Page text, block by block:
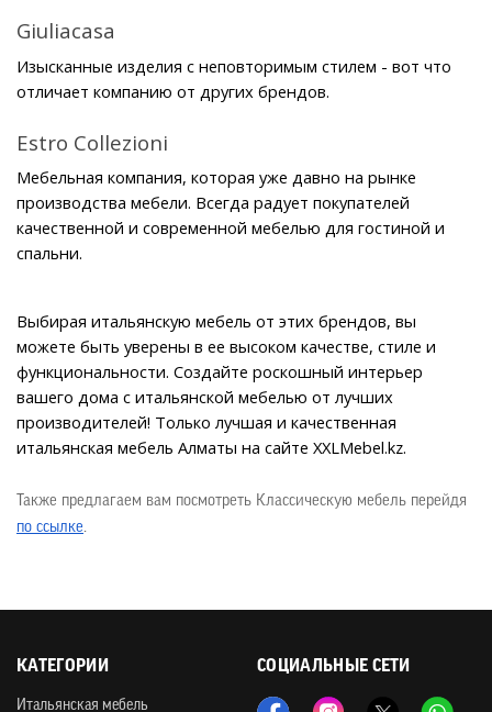
Giuliacasa
Изысканные изделия с неповторимым стилем - вот что
отличает компанию от других брендов.
Estro Collezioni
Мебельная компания, которая уже давно на рынке
производства мебели. Всегда радует покупателей
качественной и современной мебелью для гостиной и
спальни.
Выбирая итальянскую мебель от этих брендов, вы
можете быть уверены в ее высоком качестве, стиле и
функциональности. Создайте роскошный интерьер
вашего дома с итальянской мебелью от лучших
производителей! Только лучшая и качественная
итальянская мебель Алматы на сайте XXLMebel.kz.
Также предлагаем вам посмотреть Классическую мебель перейдя
по ссылке.
СОЦИАЛЬНЫЕ СЕТИ
КАТЕГОРИИ
Итальянская мебель